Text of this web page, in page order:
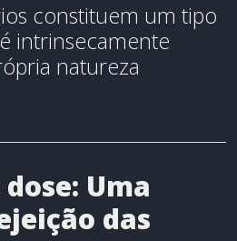
constituem um tipo
intrinsecamente
natureza
Uma
das